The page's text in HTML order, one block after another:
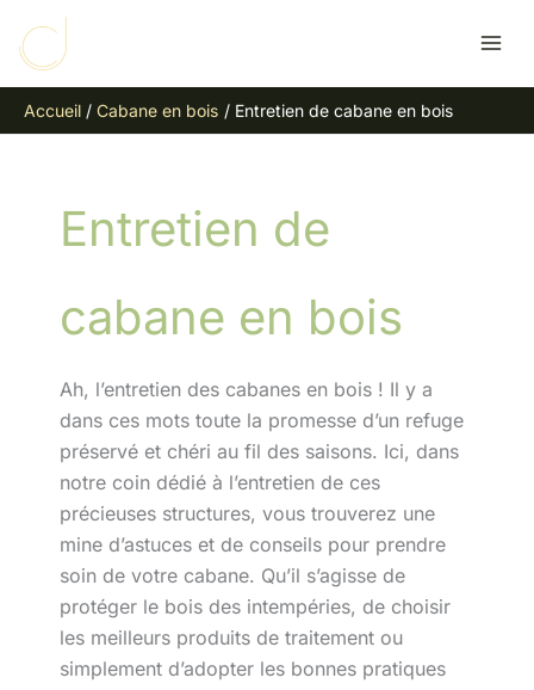
contenu
Accueil
Cabane en bois Entretien de cabane en bois
Entretien de
cabane en bois
Ah, l’entretien des cabanes en bois ! Il y a
dans ces mots toute la promesse d’un refuge
préservé et chéri au fil des saisons. Ici, dans
notre coin dédié à l’entretien de ces
précieuses structures, vous trouverez une
mine d’astuces et de conseils pour prendre
soin de votre cabane. Qu’il s’agisse de
protéger le bois des intempéries, de choisir
les meilleurs produits de traitement ou
simplement d’adopter les bonnes pratiques
e
h